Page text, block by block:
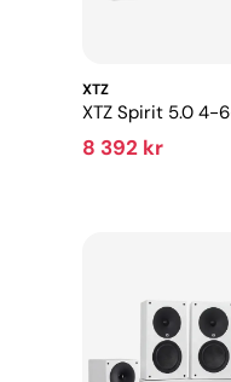
XTZ
XTZ Spirit 5.0
8 392 kr